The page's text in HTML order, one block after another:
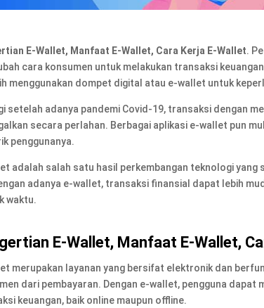
E-Wallet, Manfaat E-Wallet, Cara Kerja E-Wallet.
cara konsumen untuk melakukan transaksi
menggunakan dompet digital atau e-wallet untuk
setelah adanya pandemi Covid-19, transaksi dengan
secara perlahan. Berbagai aplikasi e-wallet pun
penggunanya.
adalah salah satu hasil perkembangan teknologi yang
adanya e-wallet, transaksi finansial dapat lebih
waktu.
E-Wallet, Manfaat E-Wallet,
merupakan layanan yang bersifat elektronik dan
dari pembayaran. Dengan e-wallet, pengguna dapat
keuangan, baik online maupun offline.